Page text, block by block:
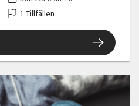
1 Tillfällen